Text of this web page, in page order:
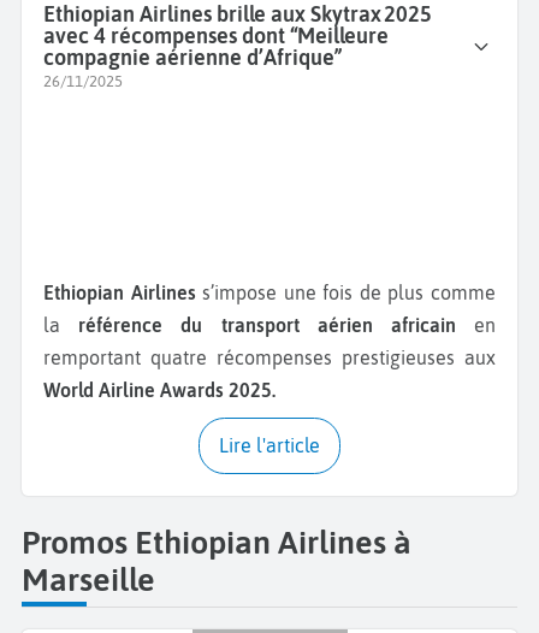
Ethiopian Airlines brille aux Skytrax 2025
avec 4 récompenses dont “Meilleure
compagnie aérienne d’Afrique”
26/11/2025
Ethiopian Airlines s’impose une fois de plus comme
la référence du transport aérien africain en
remportant quatre récompenses prestigieuses aux
World Airline Awards 2025.
Lire l'article
Promos Ethiopian Airlines à
Marseille